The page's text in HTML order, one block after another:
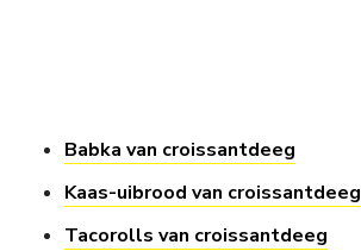
Babka van croissantdeeg
Kaas-uibrood van croissantdeeg
Tacorolls van croissantdeeg